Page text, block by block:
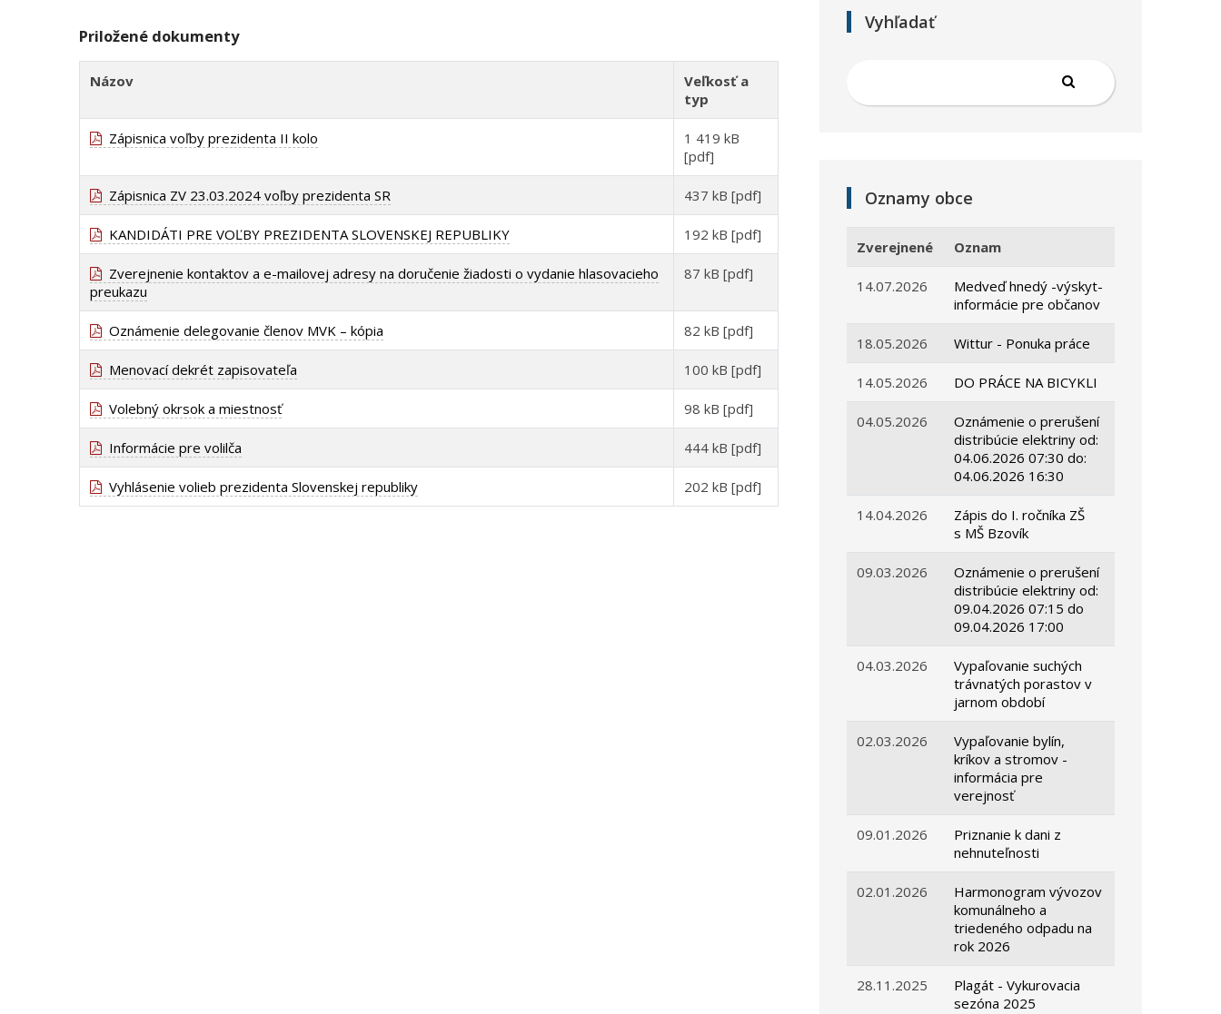
Priložené dokumenty
Názov
Veľkosť a
typ
Zápisnica voľby prezidenta II kolo
1 419 kB
[pdf]
Zápisnica ZV 23.03.2024 voľby prezidenta SR 437 kB [pdf]
KANDIDÁTI PRE VOĽBY PREZIDENTA SLOVENSKEJ REPUBLIKY 192 kB [pdf]
Zverejnenie kontaktov a e-mailovej adresy na doručenie žiadosti o vydanie hlasovacieho
preukazu
87 kB [pdf]
Oznámenie delegovanie členov MVK – kópia 82 kB [pdf]
Menovací dekrét zapisovateľa 100 kB [pdf]
Volebný okrsok a miestnosť 98 kB [pdf]
Informácie pre volilča 444 kB [pdf]
Vyhlásenie volieb prezidenta Slovenskej republiky 202 kB [pdf]
Vyhľadať
Oznamy obce
Zverejnené Oznam
14.07.2026
Medveď hnedý -výskyt-
informácie pre občanov
18.05.2026 Wittur - Ponuka práce
14.05.2026 DO PRÁCE NA BICYKLI
04.05.2026
Oznámenie o prerušení
distribúcie elektriny od:
04.06.2026 07:30 do:
04.06.2026 16:30
14.04.2026
Zápis do I. ročníka ZŠ
s MŠ Bzovík
09.03.2026
Oznámenie o prerušení
distribúcie elektriny od:
09.04.2026 07:15 do
09.04.2026 17:00
04.03.2026
Vypaľovanie suchých
trávnatých porastov v
jarnom období
02.03.2026
Vypaľovanie bylín,
kríkov a stromov -
informácia pre
verejnosť
09.01.2026
Priznanie k dani z
nehnuteľnosti
02.01.2026
Harmonogram vývozov
komunálneho a
triedeného odpadu na
rok 2026
28.11.2025
Plagát - Vykurovacia
sezóna 2025